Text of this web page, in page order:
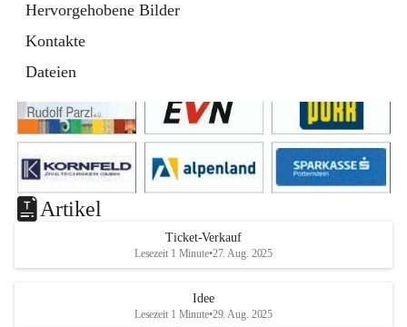
Hervorgehobene Bilder
Kontakte
Dateien
Artikel
Ticket-Verkauf
Lesezeit 1 Minute•27. Aug. 2025
Idee
Lesezeit 1 Minute•29. Aug. 2025